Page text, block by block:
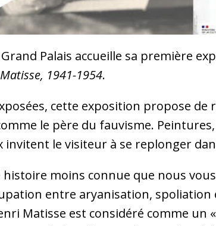
Palais accueille sa première
Matisse, 1941-1954.
cette exposition propose
le père du fauvisme.
le visiteur à se replonger
histoire moins connue que nous
entre aryanisation, spoliation
Matisse est considéré comme un